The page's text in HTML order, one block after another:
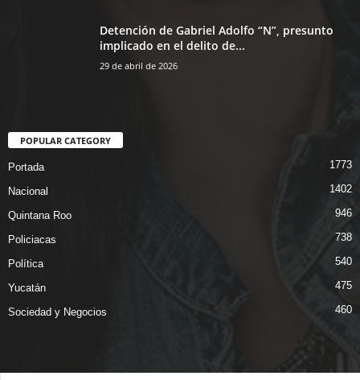
Detención de Gabriel Adolfo “N”, presunto
implicado en el delito de...
29 de abril de 2026
POPULAR CATEGORY
Portada 1773
Nacional 1402
Quintana Roo 946
Policiacas 738
Política 540
Yucatán 475
Sociedad y Negocios 460